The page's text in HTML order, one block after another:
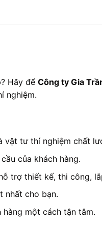
Hãy để Công ty Gia
nghiệm.
vật tư thí nghiệm chất
của khách hàng.
trợ thiết kế, thi công,
nhất cho bạn.
một cách tận tâm.